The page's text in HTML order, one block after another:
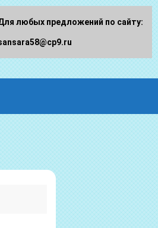
любых предложений по сайту: